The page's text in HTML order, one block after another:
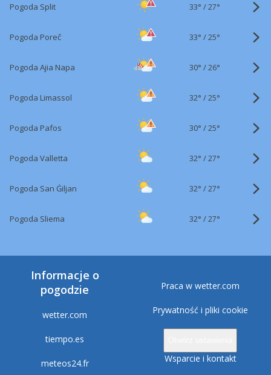
Pogoda Split 33° /27°
Pogoda Poreč 33° /25°
Pogoda Ajia Napa 30° /26°
Pogoda Limassol 32° /25°
Pogoda Pafos 30° /25°
Pogoda Valletta 32° /27°
Pogoda San Ġiljan 32° /27°
Pogoda Sliema 32° /27°
Informacje o
pogodzie
wetter.com
tiempo.es
meteos24.fr
Praca w wetter.com
Prywatność i pliki cookie
Wsparcie i kontakt